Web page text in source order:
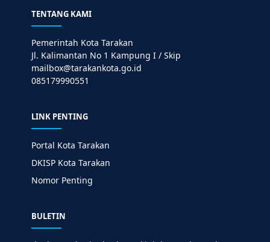
TENTANG KAMI
Pemerintah Kota Tarakan
Jl. Kalimantan No 1 Kampung I / Skip
mailbox@tarakankota.go.id
085179990551
LINK PENTING
Portal Kota Tarakan
DKISP Kota Tarakan
Nomor Penting
BULETIN